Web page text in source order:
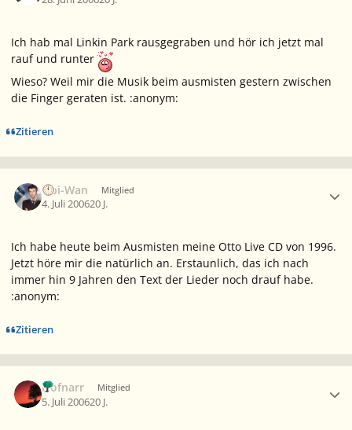
Ich hab mal Linkin Park rausgegraben und hör ich jetzt mal
rauf und runter
Wieso? Weil mir die Musik beim ausmisten gestern zwischen
die Finger geraten ist. :anonym:
Zitieren
Obi-Wan Mitglied
4. Juli 200620 J.
Ich habe heute beim Ausmisten meine Otto Live CD von 1996.
Jetzt höre mir die natürlich an. Erstaunlich, das ich nach
immer hin 9 Jahren den Text der Lieder noch drauf habe.
:anonym:
Zitieren
Hofnarr Mitglied
5. Juli 200620 J.